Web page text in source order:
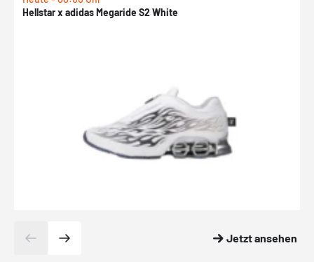
Hellstar x adidas Megaride S2 White
Jetzt ansehen